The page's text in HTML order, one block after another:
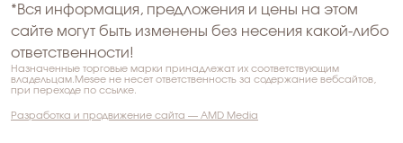
*Вся информация, предложения и цены на этом
сайте могут быть изменены без несения какой-либо
ответственности!
Назначенные торговые марки принадлежат их соответствующим
владельцам.Mesee не несет ответственность за содержание вебсайтов,
при переходе по ссылке.
Разработка и продвижение сайта — AMD Media